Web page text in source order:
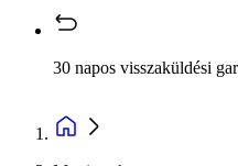
30 napos visszaküldési